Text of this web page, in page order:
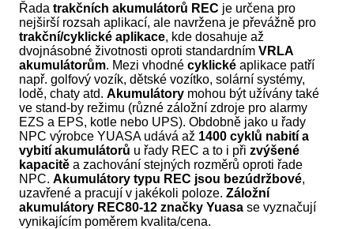
Řadatrakčních akumulátorů REC je určena pro
nejširší rozsah aplikací, ale navržena je převážně pro
trakční/cyklické aplikace, kde dosahuje až
dvojnásobné životnosti oproti standardnímVRLA
akumulátorům. Mezi vhodnécyklické aplikace patří
např. golfový vozík, dětské vozítko, solární systémy,
lodě, chaty atd.Akumulátory mohou být užívány také
ve stand-by režimu (různé záložní zdroje pro alarmy
EZS a EPS, kotle nebo UPS). Obdobně jako u řady
NPC výrobce YUASA udává až 1400 cyklů nabití a
vybití akumulátorů u řady REC a to i přizvýšené
kapacitě a zachování stejných rozměrů oproti řade
NPC.Akumulátory typu REC jsou bezúdržbové,
uzavřené a pracují v jakékoli poloze.Záložní
akumulátory REC80-12 značky Yuasa se vyznačují
vynikajícím poměrem kvalita/cena.